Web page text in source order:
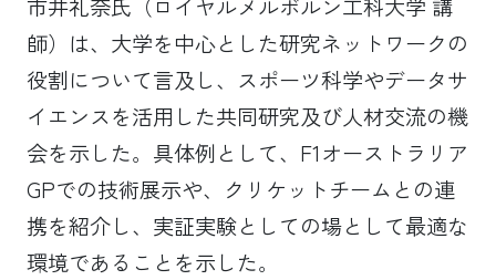
市井礼奈氏（ロイヤルメルボルン工科大学 講
師）は、大学を中心とした研究ネットワークの
役割について言及し、スポーツ科学やデータサ
イエンスを活用した共同研究及び人材交流の機
会を示した。具体例として、F1オーストラリア
GPでの技術展示や、クリケットチームとの連
携を紹介し、実証実験としての場として最適な
環境であることを示した。